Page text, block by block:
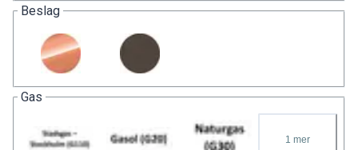
Beslag
Gas
1 mer